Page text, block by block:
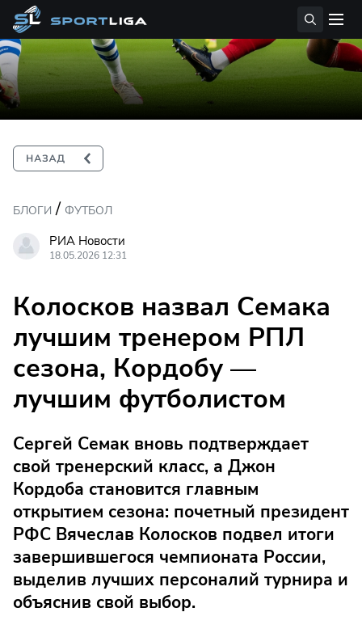
БЛОГИ / ФУТБОЛ
РИА Новости
18.05.2026 12:31
Колосков назвал Семака
лучшим тренером РПЛ
сезона, Кордобу —
лучшим футболистом
Сергей Семак вновь подтверждает
свой тренерский класс, а Джон
Кордоба становится главным
открытием сезона: почетный президент
РФС Вячеслав Колосков подвел итоги
завершившегося чемпионата России,
выделив лучших персоналий турнира и
объяснив свой выбор.